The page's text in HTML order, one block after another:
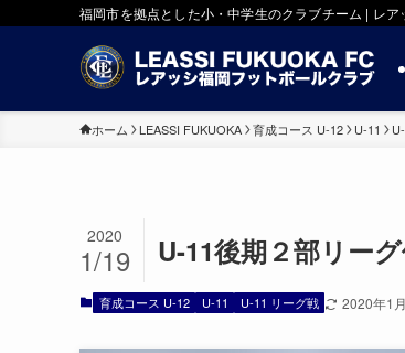
福岡市を拠点とした小・中学生のクラブチーム | レア
ホーム LEASSI FUKUOKA 育成コース U-12 U-11
U-11後期２部リー
2020
1/19
育成コース U-12 U-11 U-11 リーグ戦 2020年1